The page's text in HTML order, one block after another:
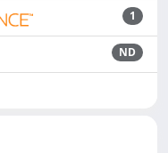
1
ND